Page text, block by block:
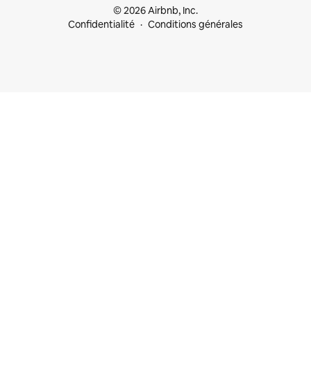
© 2026 Airbnb, Inc.
Confidentialité
Conditions générales